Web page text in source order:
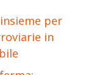
per
in